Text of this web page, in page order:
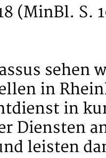
(MinBl. S.
in
in
Diensten
leisten